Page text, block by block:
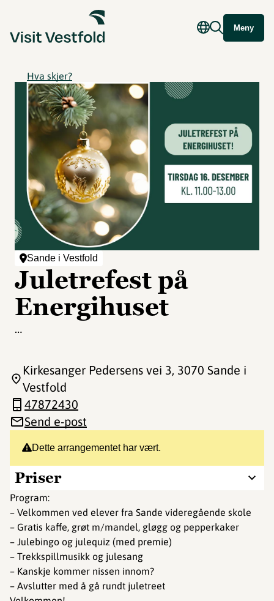
Meny
Hva skjer?
Sande i Vestfold
Juletrefest på
Energihuset
…
Dette arrangementet har vært.
Priser
Program:
– Velkommen ved elever fra Sande videregående skole
– Gratis kaffe, grøt m/mandel, gløgg og pepperkaker
– Julebingo og julequiz (med premie)
– Trekkspillmusikk og julesang
– Kanskje kommer nissen innom?
– Avslutter med å gå rundt juletreet
Kirkesanger Pedersens vei 3, 3070 Sande i
Vestfold
47872430
Send e-post